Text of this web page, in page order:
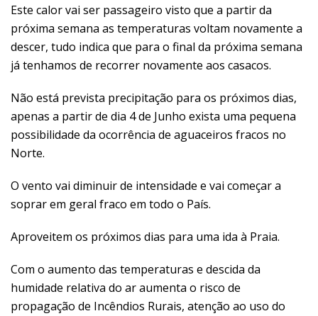
Este calor vai ser passageiro visto que a partir da
próxima semana as temperaturas voltam novamente a
descer, tudo indica que para o final da próxima semana
já tenhamos de recorrer novamente aos casacos.
Não está prevista precipitação para os próximos dias,
apenas a partir de dia 4 de Junho exista uma pequena
possibilidade da ocorrência de aguaceiros fracos no
Norte.
O vento vai diminuir de intensidade e vai começar a
soprar em geral fraco em todo o País.
Aproveitem os próximos dias para uma ida à Praia.
Com o aumento das temperaturas e descida da
humidade relativa do ar aumenta o risco de
propagação de Incêndios Rurais, atenção ao uso do